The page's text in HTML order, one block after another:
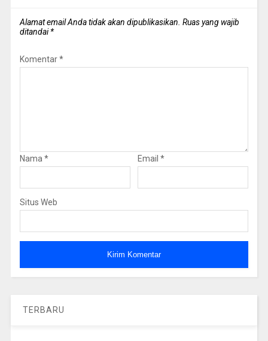
Alamat email Anda tidak akan dipublikasikan. Ruas yang wajib
ditandai*
Komentar*
Nama* Email *
Situs Web
TERBARU